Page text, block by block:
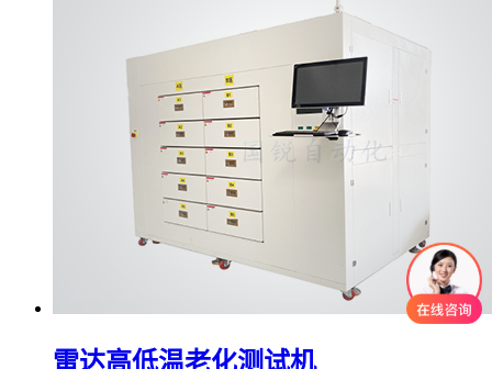
雷达高低温老化测试机